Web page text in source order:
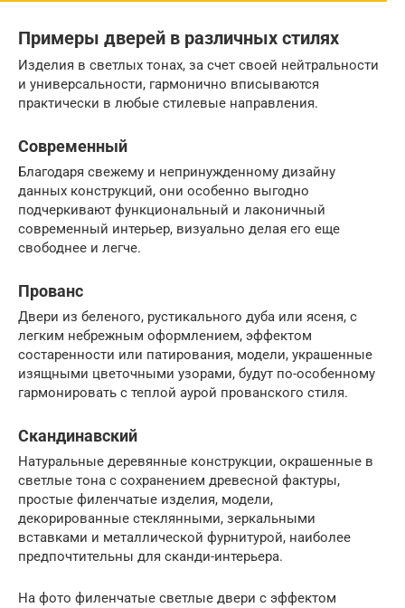
Примеры дверей в различных стилях
Изделия в светлых тонах, за счет своей нейтральности
и универсальности, гармонично вписываются
практически в любые стилевые направления.
Современный
Благодаря свежему и непринужденному дизайну
данных конструкций, они особенно выгодно
подчеркивают функциональный и лаконичный
современный интерьер, визуально делая его еще
свободнее и легче.
Прованс
Двери из беленого, рустикального дуба или ясеня, с
легким небрежным оформлением, эффектом
состаренности или патирования, модели, украшенные
изящными цветочными узорами, будут по-особенному
гармонировать с теплой аурой прованского стиля.
Скандинавский
Натуральные деревянные конструкции, окрашенные в
светлые тона с сохранением древесной фактуры,
простые филенчатые изделия, модели,
декорированные стеклянными, зеркальными
вставками и металлической фурнитурой, наиболее
предпочтительны для сканди-интерьера.
На фото филенчатые светлые двери с эффектом